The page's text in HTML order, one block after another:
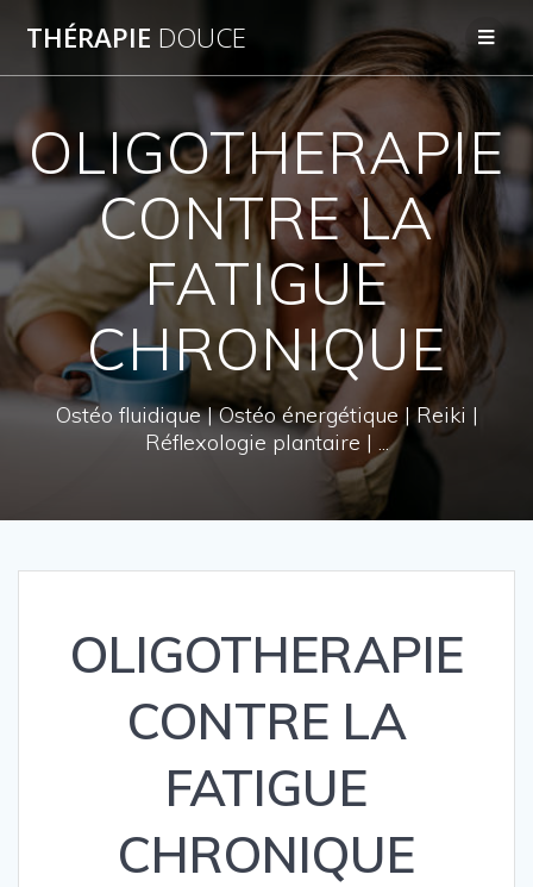
THÉRAPIE DOUCE
OLIGOTHERAPIE
CONTRE LA
FATIGUE
CHRONIQUE
Ostéo fluidique | Ostéo énergétique | Reiki |
Réflexologie plantaire | ...
OLIGOTHERAPIE
CONTRE LA
FATIGUE
CHRONIQUE